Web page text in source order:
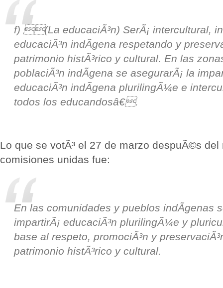
f) (La educaciÃ³n) SerÃ¡ intercultural,
educaciÃ³n indÃ­gena respetando y
patrimonio histÃ³rico y cultural. En las
poblaciÃ³n indÃ­gena se asegurarÃ¡ la
educaciÃ³n indÃ­gena plurilingÃ¼e e
todos los educandosâ€.
Lo que se votÃ³ el 27 de marzo despuÃ©s
comisiones unidas fue:
En las comunidades y pueblos indÃ­genas
impartirÃ¡ educaciÃ³n plurilingÃ¼e y
base al respeto, promociÃ³n y
patrimonio histÃ³rico y cultural.